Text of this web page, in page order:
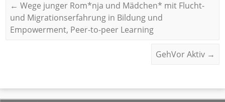
← Wege junger Rom*nja und Mädchen* mit Flucht-
und Migrationserfahrung in Bildung und
Empowerment, Peer-to-peer Learning
GehVor Aktiv →